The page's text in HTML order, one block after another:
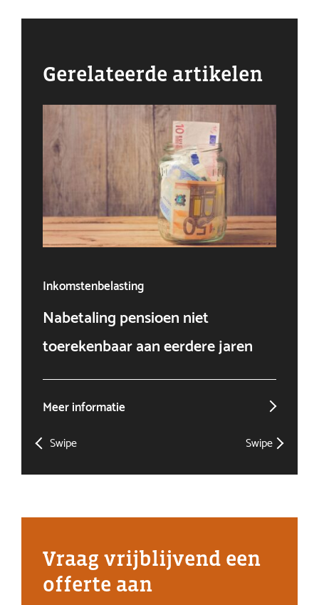
Gerelateerde artikelen
Inkomstenbelasting
Nabetaling pensioen niet
toerekenbaar aan eerdere jaren
Meer informatie
Swipe Swipe
Vraag vrijblijvend een
offerte aan